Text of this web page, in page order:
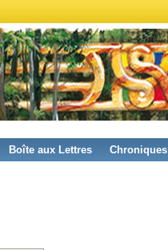
Boîte aux Lettres Chroniques